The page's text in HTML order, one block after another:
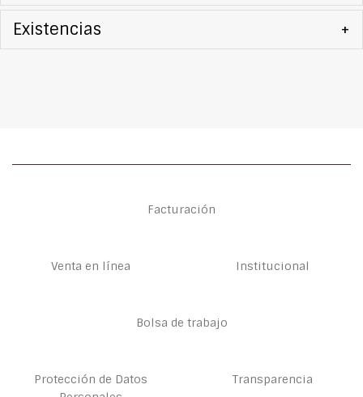
Existencias +
Facturación
Venta en línea Institucional
Bolsa de trabajo
Protección de Datos
Transparencia